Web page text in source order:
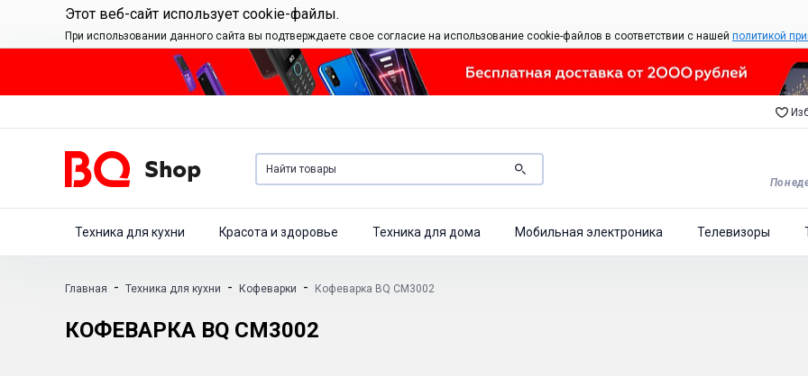
Этот веб-сайт использует cookie-файлы.
При использовании данного сайта вы подтверждаете свое согласие на использование cookie-файлов в соответствии с нашей политикой
Техника для кухни Красота и здоровье Техника для дома Мобильная электроника Телевизоры
Главная - Техника для кухни - Кофеварки - Кофеварка BQ CM3002
КОФЕВАРКА BQ CM3002